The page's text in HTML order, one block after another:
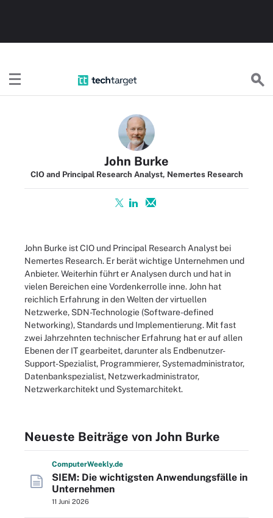
John Burke
CIO and Principal Research Analyst, Nemertes Research
John Burke ist CIO und Principal Research Analyst bei
Nemertes Research. Er berät wichtige Unternehmen und
Anbieter. Weiterhin führt er Analysen durch und hat in
vielen Bereichen eine Vordenkerrolle inne. John hat
reichlich Erfahrung in den Welten der virtuellen
Netzwerke, SDN-Technologie (Software-defined
Networking), Standards und Implementierung. Mit fast
zwei Jahrzehnten technischer Erfahrung hat er auf allen
Ebenen der IT gearbeitet, darunter als Endbenutzer-
Support-Spezialist, Programmierer, Systemadministrator,
Datenbankspezialist, Netzwerkadministrator,
Netzwerkarchitekt und Systemarchitekt.
Neueste Beiträge von John Burke
ComputerWeekly.de
SIEM: Die wichtigsten Anwendungsfälle in
Unternehmen
11 Juni 2026